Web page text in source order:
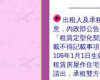
出租人及承
意，內政部公
「租賃定型化
載不得記載事
106年1月1日生
租賃房屋作住宅
請出，承租雙